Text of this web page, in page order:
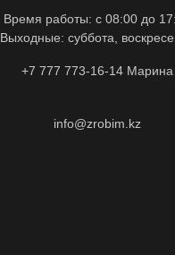
Время работы: с 08:00 до
Выходные: суббота,
+7 777 773-16-14 Марина
info@zrobim.kz